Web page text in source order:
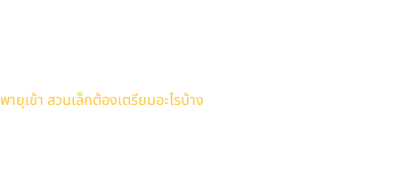
พายุเข้า สวนเล็กต้องเตรียมอะไรบ้าง